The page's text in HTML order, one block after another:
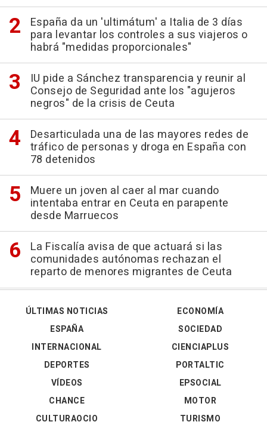
España da un 'ultimátum' a Italia de 3 días
para levantar los controles a sus viajeros o
habrá "medidas proporcionales"
IU pide a Sánchez transparencia y reunir al
Consejo de Seguridad ante los "agujeros
negros" de la crisis de Ceuta
Desarticulada una de las mayores redes de
tráfico de personas y droga en España con
78 detenidos
Muere un joven al caer al mar cuando
intentaba entrar en Ceuta en parapente
desde Marruecos
La Fiscalía avisa de que actuará si las
comunidades autónomas rechazan el
reparto de menores migrantes de Ceuta
ÚLTIMAS NOTICIAS
ESPAÑA
INTERNACIONAL
DEPORTES
VÍDEOS
ECONOMÍA
SOCIEDAD
CIENCIAPLUS
PORTALTIC
EPSOCIAL
CHANCE
CULTURAOCIO
MOTOR
TURISMO